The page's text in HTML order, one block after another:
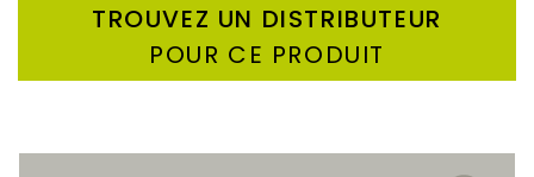
TROUVEZ UN DISTRIBUTEUR
POUR CE PRODUIT